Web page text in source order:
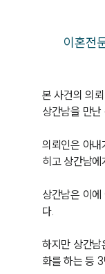
이혼전
본 사건의 의
상간남을 만
의뢰인은 아
히고 상간남
상간남은 이에
다.
하지만 상간
화를 하는 등